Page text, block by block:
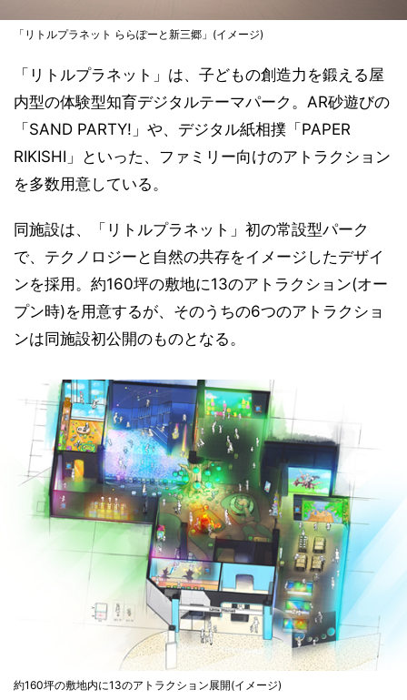
「リトルプラネット ららぽーと新三郷」(イメージ)
「リトルプラネット」は、子どもの創造力を鍛える屋
内型の体験型知育デジタルテーマパーク。AR砂遊びの
「SAND PARTY!」や、デジタル紙相撲「PAPER
RIKISHI」といった、ファミリー向けのアトラクション
を多数用意している。
同施設は、「リトルプラネット」初の常設型パーク
で、テクノロジーと自然の共存をイメージしたデザイ
ンを採用。約160坪の敷地に13のアトラクション(オー
プン時)を用意するが、そのうちの6つのアトラクショ
ンは同施設初公開のものとなる。
約160坪の敷地内に13のアトラクション展開(イメージ)